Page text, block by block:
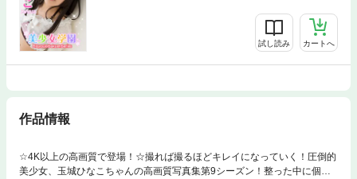
試し読み カートへ
作品情報
☆4K以上の高画質で登場！☆撮れば撮るほどキレイになっていく！圧倒的
美少女、玉城ひなこちゃんの高画質写真集第9シーズン！整った中に個性